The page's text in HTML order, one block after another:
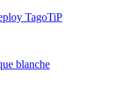
TagoTiP
blanche